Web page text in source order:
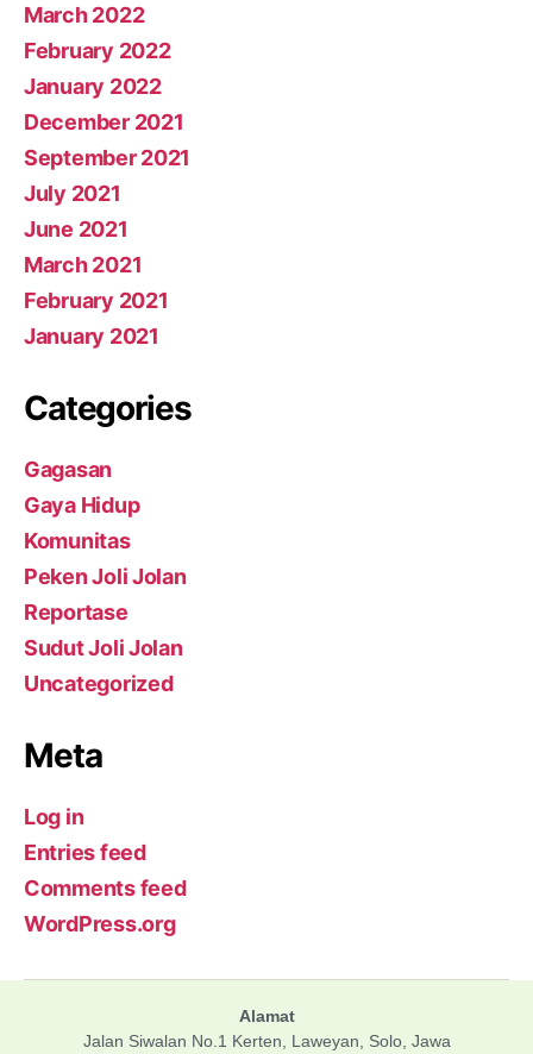
March 2022
February 2022
January 2022
December 2021
September 2021
July 2021
June 2021
March 2021
February 2021
January 2021
Categories
Gagasan
Gaya Hidup
Komunitas
Peken Joli Jolan
Reportase
Sudut Joli Jolan
Uncategorized
Meta
Log in
Entries feed
Comments feed
WordPress.org
Alamat
Jalan Siwalan No.1 Kerten, Laweyan, Solo, Jawa